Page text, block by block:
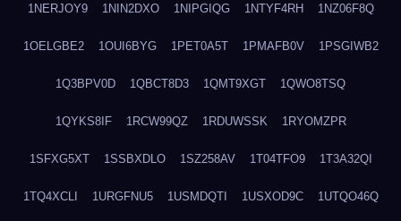
1NERJOY9 1NIN2DXO 1NIPGIQG 1NTYF4RH 1NZ06F8Q
1OELGBE2 1OUI6BYG 1PET0A5T 1PMAFB0V 1PSGIWB2
1Q3BPV0D 1QBCT8D3 1QMT9XGT 1QWO8TSQ
1QYKS8IF 1RCW99QZ 1RDUWSSK 1RYOMZPR
1SFXG5XT 1SSBXDLO 1SZ258AV 1T04TFO9 1T3A32QI
1TQ4XCLI 1URGFNU5 1USMDQTI 1USXOD9C 1UTQO46Q